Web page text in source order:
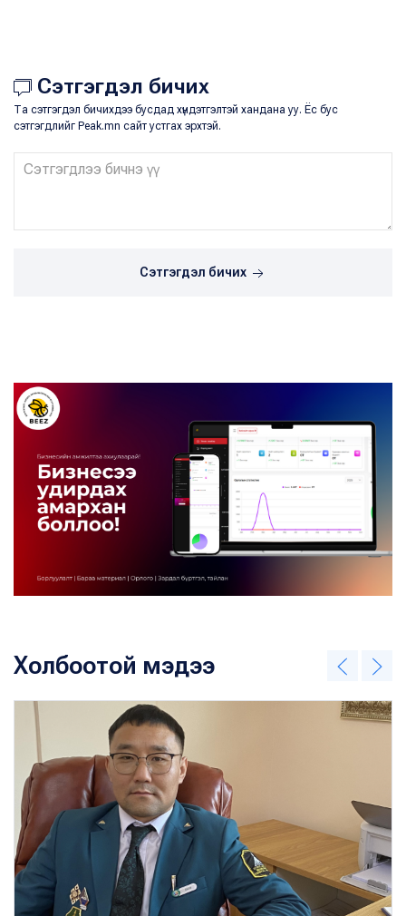
Сэтгэгдэл бичих
Та сэтгэгдэл бичихдээ бусдад хүндэтгэлтэй хандана уу. Ёс бус
сэтгэгдлийг Peak.mn сайт устгах эрхтэй.
Сэтгэгдэл бичих
Холбоотой мэдээ